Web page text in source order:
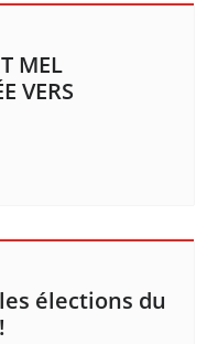
MEL
VERS
élections du